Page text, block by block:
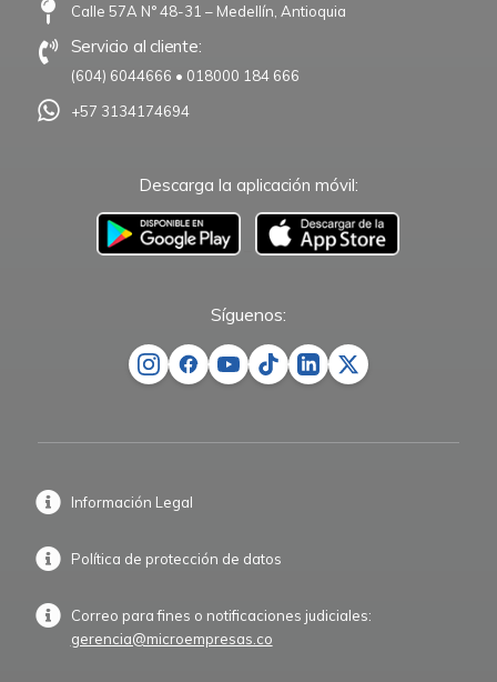
Calle 57A N° 48-31 – Medellín, Antioquia
Servicio al cliente:
(604) 6044666 • 018000 184 666
+57 3134174694
Descarga la aplicación móvil:
–
Síguenos:
Información Legal
Política de protección de datos
Correo para fines o notificaciones judiciales:
gerencia@microempresas.co